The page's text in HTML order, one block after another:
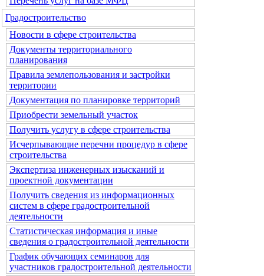
Градостроительство
Новости в сфере строительства
Документы территориального
планирования
Правила землепользования и застройки
территории
Документация по планировке территорий
Приобрести земельный участок
Получить услугу в сфере строительства
Исчерпывающие перечни процедур в сфере
строительства
Экспертиза инженерных изысканий и
проектной документации
Получить сведения из информационных
систем в сфере градостроительной
деятельности
Статистическая информация и иные
сведения о градостроительной деятельности
График обучающих семинаров для
участников градостроительной деятельности